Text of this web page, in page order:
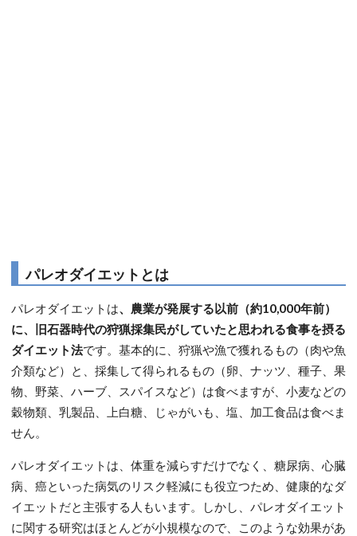
パレオダイエットとは
パレオダイエットは 、農業が発展する以前（約10,000年前）
に、旧石器時代の狩猟採集民がしていたと思われる食事を摂る
ダイエット法です。基本的に、狩猟や漁で獲れるもの（肉や魚
介類など）と、採集して得られるもの（卵、ナッツ、種子、果
物、野菜、ハーブ、スパイスなど）は食べますが、小麦などの
穀物類、乳製品、上白糖、じゃがいも、塩、加工食品は食べま
せん。
パレオダイエットは、体重を減らすだけでなく、糖尿病、心臓
病、癌といった病気のリスク軽減にも役立つため、健康的なダ
イエットだと主張する人もいます。しかし、パレオダイエット
に関する研究はほとんどが小規模なので、このような効果があ